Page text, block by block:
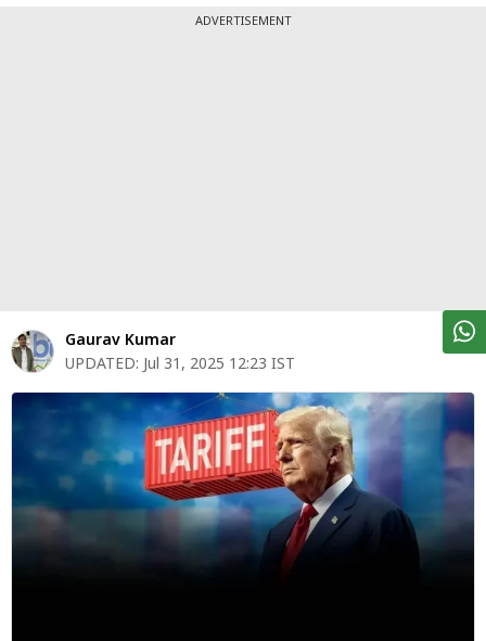
शेयर
ट्रेंडिंग
बिजनेस
न्यूज
वीडियो
ADVERTISEMENT
Gaurav Kumar
UPDATED: Jul 31, 2025 12:23 IST